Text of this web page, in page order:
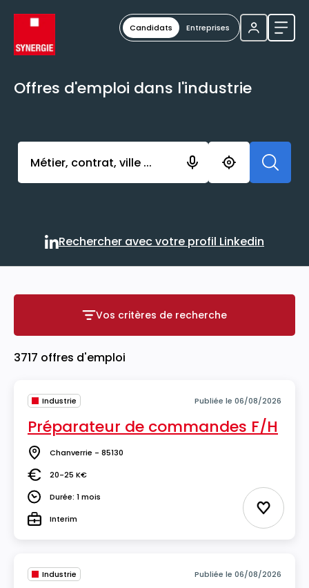
Candidats Entreprises
Offres d'emploi dans l'industrie
Activer l’élément pour lancer l’enregistrement.
Rechercher avec votre
Rechercher avec votre profil Linkedin
Vos critères de recherche
Vos critères de recherche
3717 offres d'emploi
Industrie Publiée le 06/08/2026
Préparateur de commandes F/H
Lieu Chanverrie - 85130
Salaire20-25 K€
DuréeDurée: 1 mois
TypeInterim Ajouter
Industrie Publiée le 06/08/2026